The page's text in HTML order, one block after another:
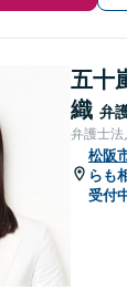
五十
織 弁
弁護士法
松阪
らも
受付